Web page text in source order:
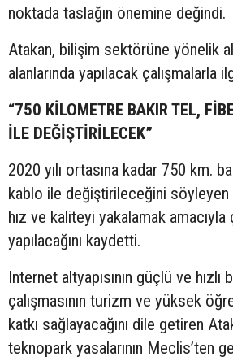
noktada taslağın önemine değindi.
Atakan, bilişim sektörüne yönelik
alanlarında yapılacak çalışmalarla
“750 KİLOMETRE BAKIR TEL,
İLE DEĞİŞTİRİLECEK”
2020 yılı ortasına kadar 750 km.
kablo ile değiştirileceğini
hız ve kaliteyi yakalamak amacıyla
yapılacağını kaydetti.
Internet altyapısının güçlü ve hızlı
çalışmasının turizm ve yüksek
katkı sağlayacağını dile getiren
teknopark yasalarının Meclis’ten